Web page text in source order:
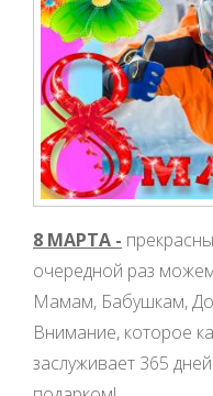
8 МАРТА -
очередной раз
Мамам, Бабушкам,
Внимание, которое
заслуживает 365